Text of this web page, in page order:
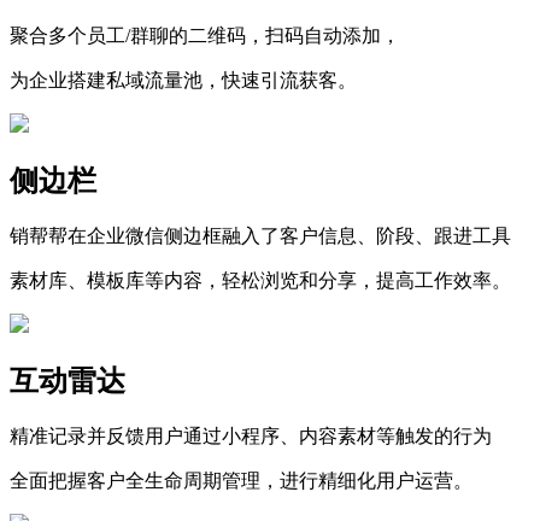
聚合多个员工/群聊的二维码，扫码自动添加，
为企业搭建私域流量池，快速引流获客。
侧边栏
销帮帮在企业微信侧边框融入了客户信息、阶段、跟进工具
素材库、模板库等内容，轻松浏览和分享，提高工作效率。
互动雷达
精准记录并反馈用户通过小程序、内容素材等触发的行为
全面把握客户全生命周期管理，进行精细化用户运营。